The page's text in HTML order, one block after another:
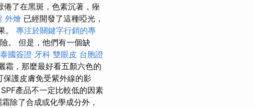
倦了在黑斑，色素沉著，痤
外燴 已經開發了這種啞光，
。 專注於關鍵字行銷的專
。 但是，他們有一個缺
泰國簽證 牙科 雙眼皮 台胞證
霜，那麼最好看五顏六色的
保護皮膚免受紫外線的影
產品不一定比較低的因素
除了合成或化學成分外，